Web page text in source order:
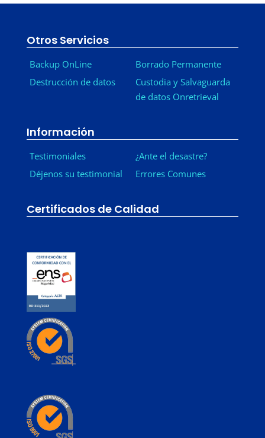
Otros Servicios
Backup OnLine
Destrucción de datos
Borrado Permanente
Custodia y Salvaguarda
de datos Onretrieval
Información
Testimoniales
Déjenos su testimonial
¿Ante el desastre?
Errores Comunes
Certificados de Calidad